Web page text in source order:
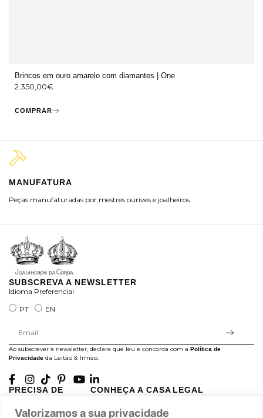
Valorizamos a sua privacidade
Brincos em ouro amarelo com diamantes | One
2.350,00€
COMPRAR
MANUFATURA
Peças manufaturadas por mestres ourives e joalheiros.
SUBSCREVA A NEWSLETTER
Idioma Preferencial
PT
EN
Ao subscrever à newsletter, declara que leu e concorda com a Política de
Privacidade da Leitão & Irmão.
PRECISA DE
A minha conta
CONHEÇA A CASA
História
LEGAL